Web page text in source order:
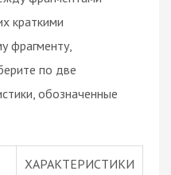
краткими
фрагменту,
по две
обозначенные
ХАРАКТЕРИСТИКИ